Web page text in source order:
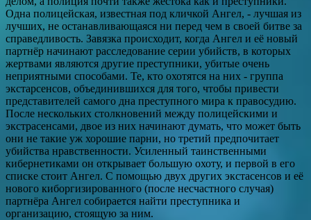
Одна полицейская, известная под кличкой Ангел, - лучшая из
лучших, не останавливающаяся ни перед чем в своей битве за
справедливость. Завязка происходит, когда Ангел и её новый
партнёр начинают расследование серии убийств, в которых
жертвами являются другие преступники, убитые очень
неприятными способами. Те, кто охотятся на них - группа
экстарсенсов, объединившихся для того, чтобы привести
представителей самого дна преступного мира к правосудию.
После нескольких столкновений между полицейскими и
экстрасенсами, двое из них начинают думать, что может быть
они не такие уж хорошие парни, но третий предпочитает
убийства нравственности. Усиленный таинственными
кибернетиками он открывает большую охоту, и первой в его
списке стоит Ангел. С помощью двух других экстасенсов и её
нового киборгизированного (после несчастного случая)
партнёра Ангел собирается найти преступника и
организацию, стоящую за ним.